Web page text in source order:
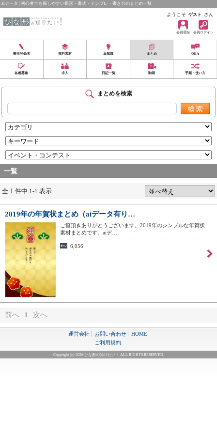
aiデータ | 初心者でも探しやすい雛形・書式・テンプレ・書き方のまとめ一覧
ようこそ ゲスト さん
会員登録 会員ログイン
雛形登録者 無料素材 豆知識 まとめ Q&A
各種募集 求人 日記一覧 動画 手順・使い方
まとめを検索
一覧
全 1 件中 1-1 表示
2019年の年賀状まとめ（aiデータ有り…
ご覧頂きありがとうございます。2019年のシンプルな年賀状
素材まとめです。aiデ…
6,056
前へ 1 次へ
運営会社 お問い合わせ
HOME
ご利用規約
Copyright (c) 2026 ひな形の知りたい！ ALL RIGHTS RESERVED.